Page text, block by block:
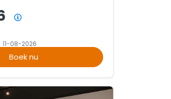
11-08-2026
Boek nu